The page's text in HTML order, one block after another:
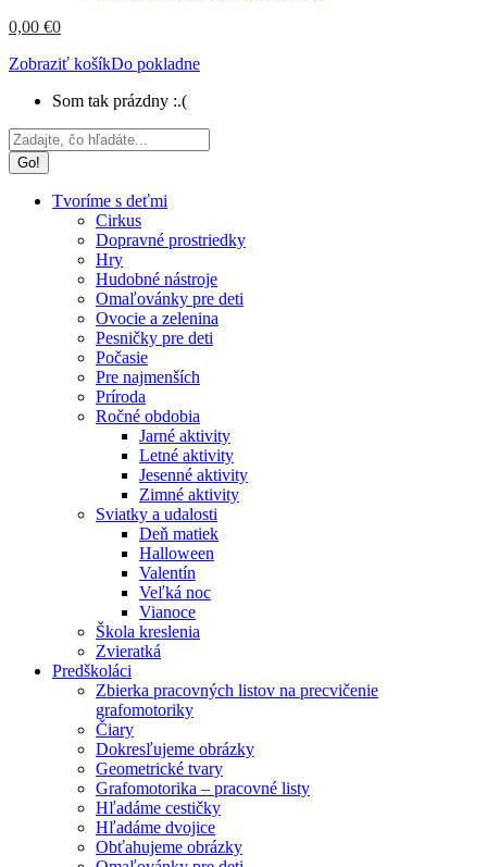
0,00 €0
Zobraziť košíkDo pokladne
Som tak prázdny :.(
Search:
Tvoríme s deťmi
Cirkus
Dopravné prostriedky
Hry
Hudobné nástroje
Omaľovánky pre deti
Ovocie a zelenina
Pesničky pre deti
Počasie
Pre najmenších
Príroda
Ročné obdobia
Jarné aktivity
Letné aktivity
Jesenné aktivity
Zimné aktivity
Sviatky a udalosti
Deň matiek
Halloween
Valentín
Veľká noc
Vianoce
Škola kreslenia
Zvieratká
Predškoláci
Zbierka pracovných listov na precvičenie
grafomotoriky
Čiary
Dokresľujeme obrázky
Geometrické tvary
Grafomotorika – pracovné listy
Hľadáme cestičky
Hľadáme dvojice
Obťahujeme obrázky